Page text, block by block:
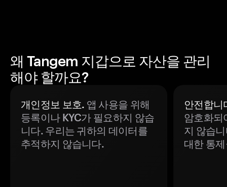
왜 Tangem 지갑으로 자산을 관리
해야 할까요?
개인정보 보호. 앱 사용을 위해
등록이나 KYC가 필요하지 않습
니다. 우리는 귀하의 데이터를
추적하지 않습니다.
안전합니
암호화되
지 않습
대한 통